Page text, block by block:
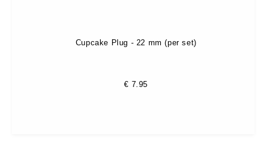
Cupcake Plug - 22 mm (per set)
€ 7.95